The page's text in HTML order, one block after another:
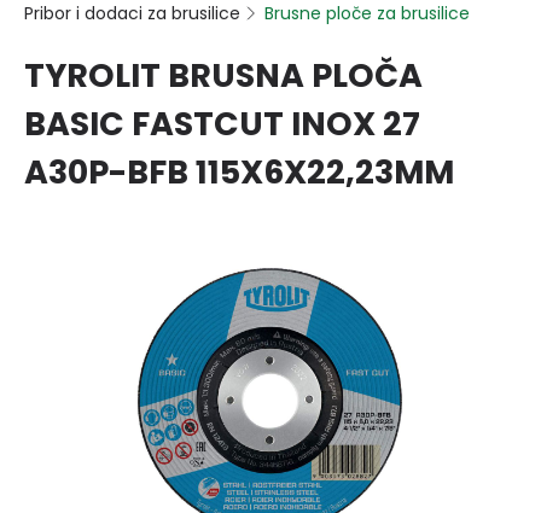
Pribor i dodaci za brusilice
Brusne ploče za brusilice
TYROLIT BRUSNA PLOČA
BASIC FASTCUT INOX 27
A30P-BFB 115X6X22,23MM